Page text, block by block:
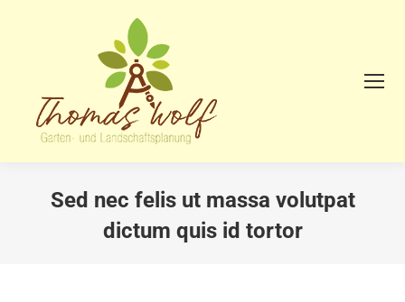
Sed nec felis ut massa volutpat
dictum quis id tortor